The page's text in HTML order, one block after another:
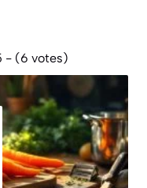
- (6 votes)